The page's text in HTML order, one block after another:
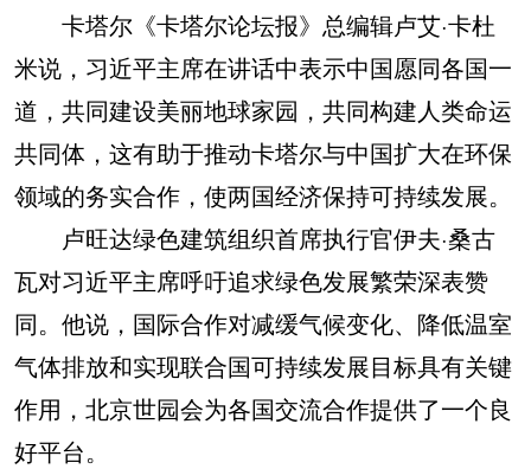
卡塔尔《卡塔尔论坛报》总编辑卢艾·卡杜
米说，习近平主席在讲话中表示中国愿同各国一
道，共同建设美丽地球家园，共同构建人类命运
共同体，这有助于推动卡塔尔与中国扩大在环保
领域的务实合作，使两国经济保持可持续发展。
卢旺达绿色建筑组织首席执行官伊夫·桑古
瓦对习近平主席呼吁追求绿色发展繁荣深表赞
同。他说，国际合作对减缓气候变化、降低温室
气体排放和实现联合国可持续发展目标具有关键
作用，北京世园会为各国交流合作提供了一个良
好平台。